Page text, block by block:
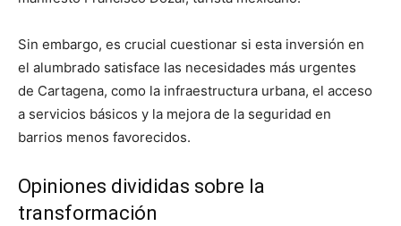
Sin embargo, es crucial cuestionar si esta inversión en
el alumbrado satisface las necesidades más urgentes
de Cartagena, como la infraestructura urbana, el acceso
a servicios básicos y la mejora de la seguridad en
barrios menos favorecidos.
Opiniones divididas sobre la
transformación